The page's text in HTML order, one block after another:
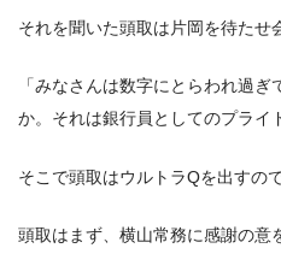
それを聞いた頭取は片岡を待たせ
「みなさんは数字にとらわれ過
か。それは銀行員としてのプライ
そこで頭取はウルトラQを出すので
頭取はまず、横山常務に感謝の意